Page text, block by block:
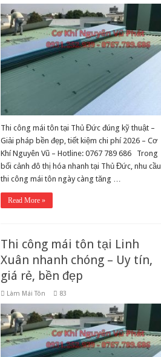
Thi công mái tôn tại Thủ Đức đúng kỹ thuật –
Giải pháp bền đẹp, tiết kiệm chi phí 2026 – Cơ
Khí Nguyên Vũ – Hotline: 0767 789 686 Trong
bối cảnh đô thị hóa nhanh tại Thủ Đức, nhu cầu
thi công mái tôn ngày càng tăng …
Read More »
Thi công mái tôn tại Linh
Xuân nhanh chóng – Uy tín,
giá rẻ, bền đẹp
Làm Mái Tôn 83